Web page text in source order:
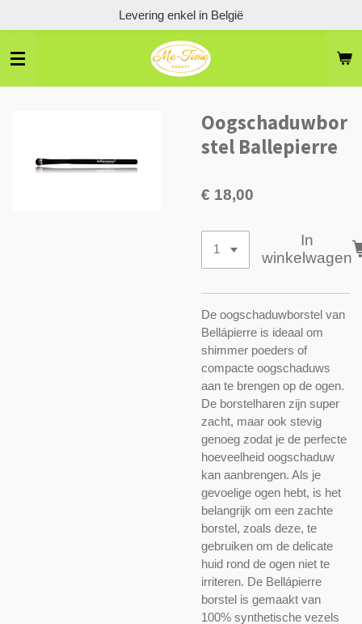
direct
naar
de
hoofdinhoud
Levering enkel in België
Oogschaduwbor
stel Ballepierre
€ 18,00
In
winkelwagen
De oogschaduwborstel van
Bellápierre is ideaal om
shimmer poeders of
compacte oogschaduws
aan te brengen op de ogen.
De borstelharen zijn super
zacht, maar ook stevig
genoeg zodat je de perfecte
hoeveelheid oogschaduw
kan aanbrengen. Als je
gevoelige ogen hebt, is het
belangrijk om een zachte
borstel, zoals deze, te
gebruiken om de delicate
huid rond de ogen niet te
irriteren. De Bellápierre
borstel is gemaakt van
100% synthetische vezels